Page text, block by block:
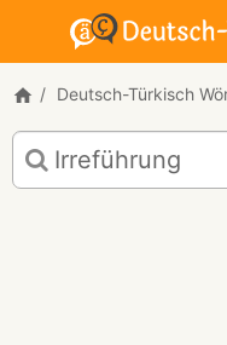
Deutsch-Türkisch
Deutsch-
Türkisch
Übersetzung